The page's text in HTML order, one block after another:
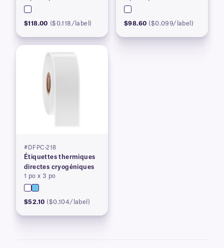
$118.00 ($0.118/label) $98.60 ($0.099/label)
#DFPC-218
Étiquettes thermiques
directes cryogéniques
1 po x 3 po
$52.10 ($0.104/label)